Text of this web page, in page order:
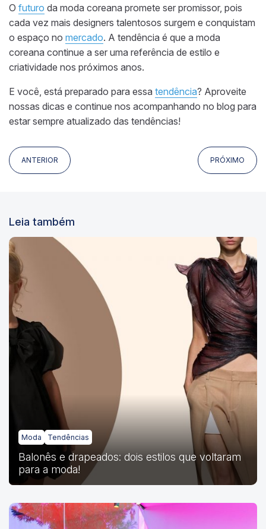
O futuro da moda coreana promete ser promissor, pois
cada vez mais designers talentosos surgem e conquistam
o espaço no mercado. A tendência é que a moda
coreana continue a ser uma referência de estilo e
criatividade nos próximos anos.
E você, está preparado para essa tendência? Aproveite
nossas dicas e continue nos acompanhando no blog para
estar sempre atualizado das tendências!
ANTERIOR PRÓXIMO
Leia também
Moda Tendências
Balonês e drapeados: dois estilos que voltaram
para a moda!